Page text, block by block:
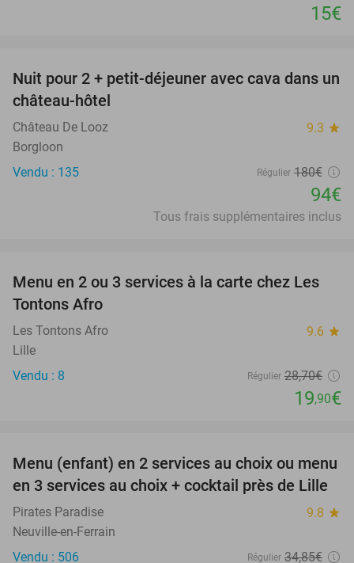
15€
48%
Nuit pour 2 + petit-déjeuner avec cava dans un
château-hôtel
Château De Looz 9.3 star
Borgloon
Vendu : 135
Régulier 180€
94€
Tous frais supplémentaires inclus
31%
Menu en 2 ou 3 services à la carte chez Les
Tontons Afro
Les Tontons Afro 9.6 star
Lille
Vendu : 8
Régulier 28,70€
19,90€
34%
Menu (enfant) en 2 services au choix ou menu
en 3 services au choix + cocktail près de Lille
Pirates Paradise 9.8 star
Neuville-en-Ferrain
Vendu : 506
Régulier 34,85€